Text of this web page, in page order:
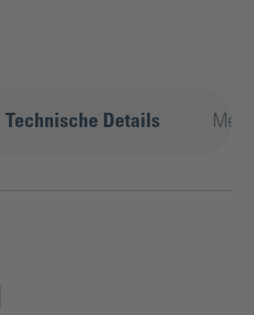
Technische Details